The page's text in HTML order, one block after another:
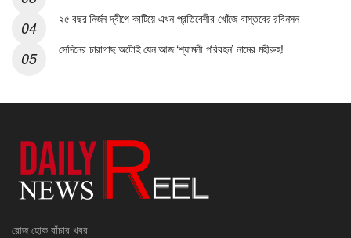
২৫ বছর নির্জন দ্বীপে কাটিয়ে এখন প্রতিবেশীর খোঁজে বাস্তবের রবিনসন
সেদিনের চারাগাছ অটোই যেন আজ ‘শ্যামলী পরিবহন’ নামের মহীরুহ!
রোজ হোক বাঁচার খবর